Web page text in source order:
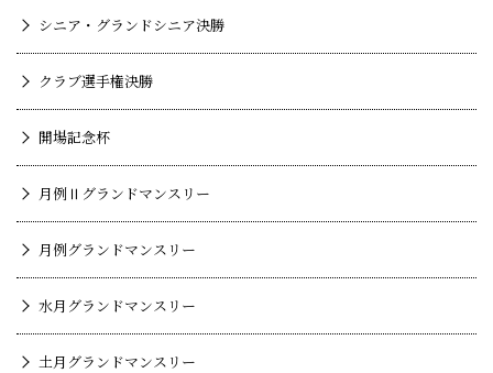
シニア・グランドシニア決勝
クラブ選手権決勝
開場記念杯
月例Ⅱグランドマンスリー
月例グランドマンスリー
水月グランドマンスリー
土月グランドマンスリー